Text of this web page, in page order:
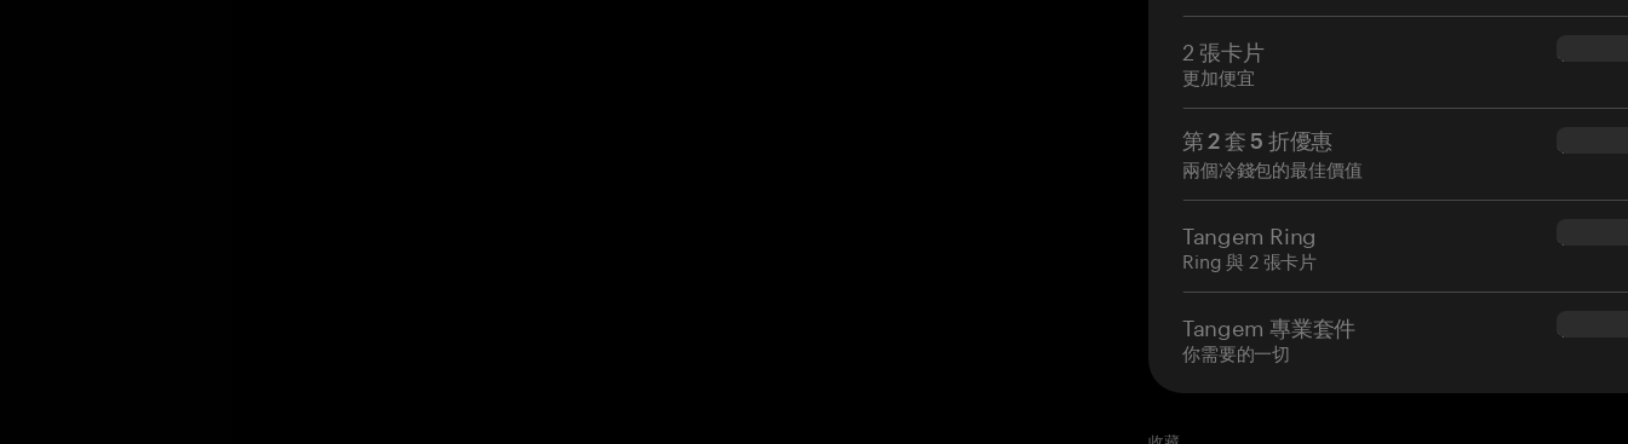
2 張卡片
更加便宜
$54.90
第 2 套 5 折優惠
兩個冷錢包的最佳價值
$34.95
Tangem Ring
Ring 與 2 張卡片
Tangem 專業套件
你需要的一切